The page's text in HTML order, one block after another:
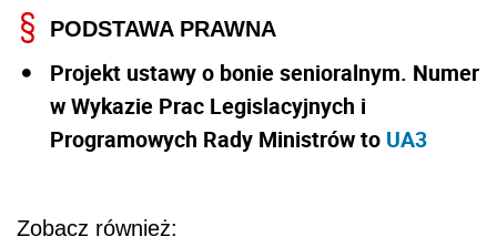
PODSTAWA PRAWNA
Projekt ustawy o bonie senioralnym. Numer
w Wykazie Prac Legislacyjnych i
Programowych Rady Ministrów to UA3
Zobacz również: